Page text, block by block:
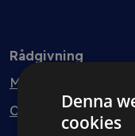
Rådgivning
Min bolagsjurist
Ombud
Denna
cookies